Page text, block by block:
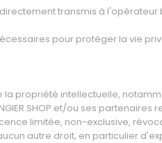
transmis à
nécessaires pour protéger la vie
la propriété intellectuelle,
et/ou ses
licence limitée, non-exclusive,
autre droit, en particulier